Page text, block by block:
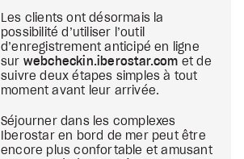
Les clients ont désormais la
possibilité d’utiliser l’outil
d’enregistrement anticipé en ligne
sur webcheckin.iberostar.com et de
suivre deux étapes simples à tout
moment avant leur arrivée.
Séjourner dans les complexes
Iberostar en bord de mer peut être
encore plus confortable et amusant